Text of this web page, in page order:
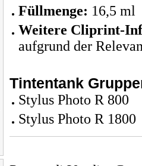
Füllmenge: 16,5 ml
Weitere Cliprint-
aufgrund der
Tintentank
Stylus Photo R 800
Stylus Photo R 1800